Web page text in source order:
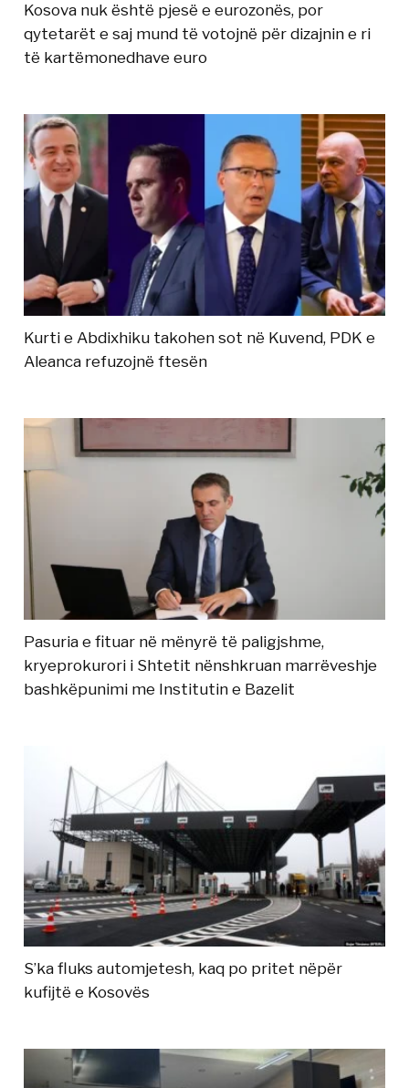
Kosova nuk është pjesë e eurozonës, por
qytetarët e saj mund të votojnë për dizajnin e ri
të kartëmonedhave euro
Kurti e Abdixhiku takohen sot në Kuvend, PDK e
Aleanca refuzojnë ftesën
Pasuria e fituar në mënyrë të paligjshme,
kryeprokurori i Shtetit nënshkruan marrëveshje
bashkëpunimi me Institutin e Bazelit
S’ka fluks automjetesh, kaq po pritet nëpër
kufijtë e Kosovës